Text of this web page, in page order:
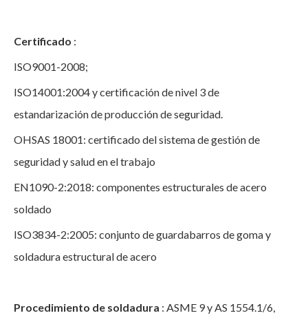
Certificado :
ISO9001-2008;
ISO14001:2004 y certificación de nivel 3 de
estandarización de producción de seguridad.
OHSAS 18001: certificado del sistema de gestión de
seguridad y salud en el trabajo
EN1090-2:2018: componentes estructurales de acero
soldado
ISO3834-2:2005: conjunto de guardabarros de goma y
soldadura estructural de acero
Procedimiento de soldadura : ASME 9 y AS 1554.1/6,